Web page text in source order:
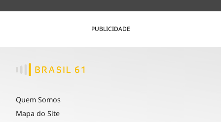
PUBLICIDADE
Quem Somos
Mapa do Site